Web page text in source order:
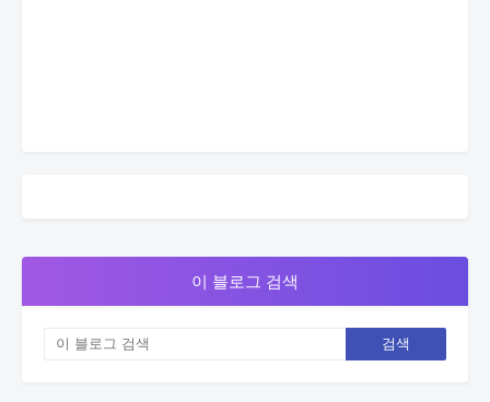
이 블로그 검색